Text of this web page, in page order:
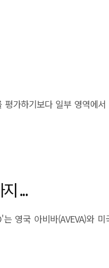
가하기보다 일부 영역에
...
영국 아비바(AVEVA)와